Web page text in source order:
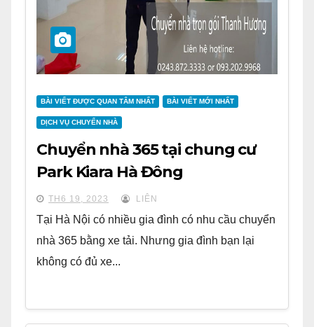
BÀI VIẾT ĐƯỢC QUAN TÂM NHẤT BÀI VIẾT MỚI NHẤT
DỊCH VỤ CHUYỂN NHÀ
Chuyển nhà 365 tại chung cư
Park Kiara Hà Đông
TH6 19, 2023 LIÊN
Tại Hà Nội có nhiều gia đình có nhu cầu chuyển
nhà 365 bằng xe tải. Nhưng gia đình bạn lại
không có đủ xe...